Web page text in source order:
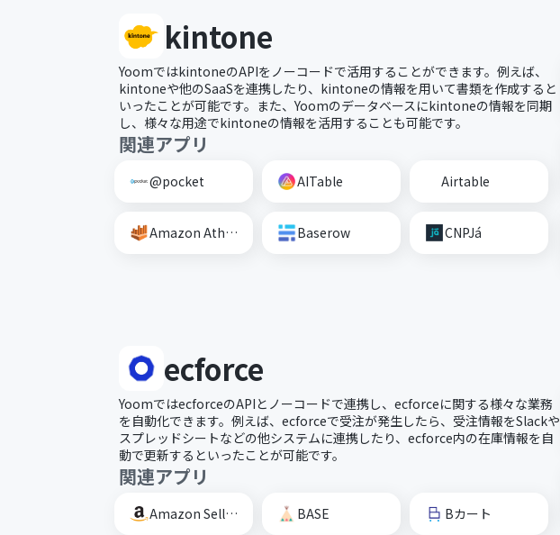
kintone
YoomではkintoneのAPIをノーコードで活用することができます。例えば、
kintoneや他のSaaSを連携したり、kintoneの情報を用いて書類を作成すると
いったことが可能です。また、Yoomのデータベースにkintoneの情報を同期
し、様々な用途でkintoneの情報を活用することも可能です。
関連アプリ
@pocket AITable Airtable
Amazon Athena Baserow CNPJá
ecforce
YoomではecforceのAPIとノーコードで連携し、ecforceに関する様々な業務
を自動化できます。例えば、ecforceで受注が発生したら、受注情報をSlackや
スプレッドシートなどの他システムに連携したり、ecforce内の在庫情報を自
動で更新するといったことが可能です。
関連アプリ
Amazon Seller Central BASE Bカート